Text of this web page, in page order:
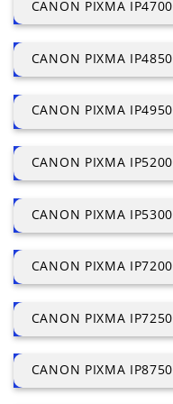
CANON PIXMA IP4700
CANON PIXMA IP4850
CANON PIXMA IP4950
CANON PIXMA IP5200
CANON PIXMA IP5300
CANON PIXMA IP7200
CANON PIXMA IP7250
CANON PIXMA IP8750